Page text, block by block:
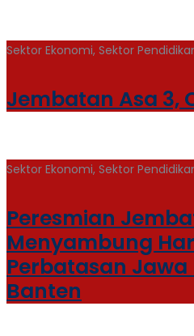
Sektor Ekonomi, Sektor
Jembatan Asa 3,
Sektor Ekonomi, Sektor
Peresmian
Menyambung
Perbatasan
Banten